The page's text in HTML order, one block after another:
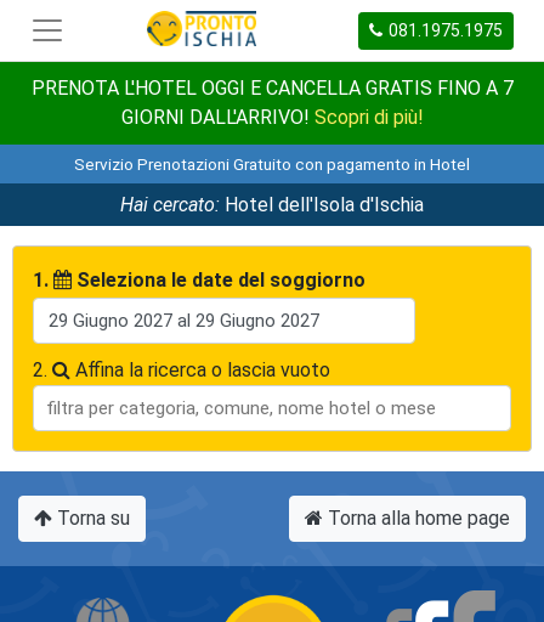
081.1975.1975
PRENOTA L'HOTEL OGGI E CANCELLA GRATIS FINO A 7
GIORNI DALL'ARRIVO! Scopri di più!
Servizio Prenotazioni Gratuito con pagamento in Hotel
Hai cercato: Hotel dell'Isola d'Ischia
1. Seleziona le date del soggiorno
2. Affina la ricerca o lascia vuoto
Torna su Torna alla home page